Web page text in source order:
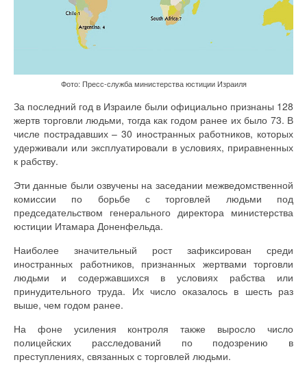
Фото: Пресс-служба министерства юстиции Израиля
За последний год в Израиле были официально признаны 128
жертв торговли людьми, тогда как годом ранее их было 73. В
числе пострадавших – 30 иностранных работников, которых
удерживали или эксплуатировали в условиях, приравненных
к рабству.
Эти данные были озвучены на заседании межведомственной
комиссии по борьбе с торговлей людьми под
председательством генерального директора министерства
юстиции Итамара Доненфельда.
Наиболее значительный рост зафиксирован среди
иностранных работников, признанных жертвами торговли
людьми и содержавшихся в условиях рабства или
принудительного труда. Их число оказалось в шесть раз
выше, чем годом ранее.
На фоне усиления контроля также выросло число
полицейских расследований по подозрению в
преступлениях, связанных с торговлей людьми.